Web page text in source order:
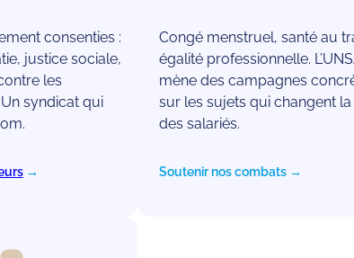
consenties :
justice sociale,
les
syndicat qui
→
Congé menstruel, santé au
égalité professionnelle.
mène des campagnes
sur les sujets qui changent la
des salariés.
Soutenir nos combats →